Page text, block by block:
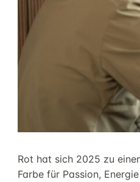
Rot hat sich 2025 zu
Farbe für Passion,